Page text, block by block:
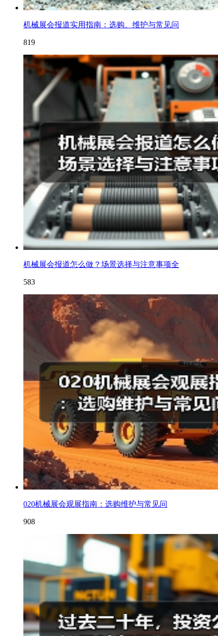
机械展会报道实用指南：选购、维护与常见问
819
机械展会报道怎么做？场景选择与注意事项全
583
020机械展会观展指南：选购维护与常见问
908